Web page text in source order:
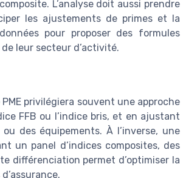
L’analyse doit aussi prendre
les ajustements de primes et la
pour proposer des formules
leur secteur d’activité.
privilégiera souvent une approche
FFB ou l’indice bris, et en ajustant
des équipements. À l’inverse, une
un panel d’indices composites, des
différenciation permet d’optimiser la